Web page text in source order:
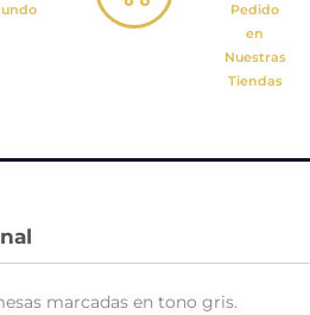
Pedido
en
Nuestras
Tiendas
marcadas en tono gris.